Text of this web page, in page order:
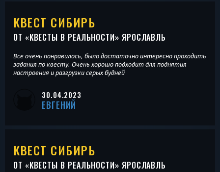
КВЕСТ СИБИРЬ
ОТ «КВЕСТЫ В РЕАЛЬНОСТИ» ЯРОСЛАВЛЬ
Все очень понравилось, было достаточно интересно проходить
задания по квесту. Очень хорошо подходит для поднятия
настроения и разгрузки серых будней
30.04.2023
ЕВГЕНИЙ
КВЕСТ СИБИРЬ
ОТ «КВЕСТЫ В РЕАЛЬНОСТИ» ЯРОСЛАВЛЬ